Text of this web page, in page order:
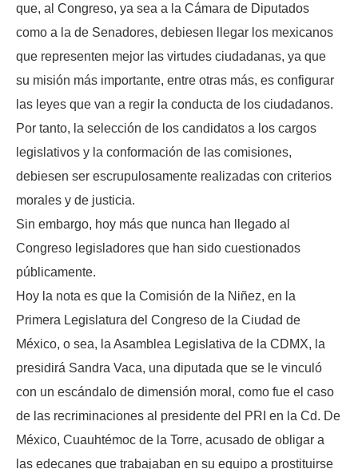
que, al Congreso, ya sea a la Cámara de Diputados
como a la de Senadores, debiesen llegar los mexicanos
que representen mejor las virtudes ciudadanas, ya que
su misión más importante, entre otras más, es configurar
las leyes que van a regir la conducta de los ciudadanos.
Por tanto, la selección de los candidatos a los cargos
legislativos y la conformación de las comisiones,
debiesen ser escrupulosamente realizadas con criterios
morales y de justicia.
Sin embargo, hoy más que nunca han llegado al
Congreso legisladores que han sido cuestionados
públicamente.
Hoy la nota es que la Comisión de la Niñez, en la
Primera Legislatura del Congreso de la Ciudad de
México, o sea, la Asamblea Legislativa de la CDMX, la
presidirá Sandra Vaca, una diputada que se le vinculó
con un escándalo de dimensión moral, como fue el caso
de las recriminaciones al presidente del PRI en la Cd. De
México, Cuauhtémoc de la Torre, acusado de obligar a
las edecanes que trabajaban en su equipo a prostituirse